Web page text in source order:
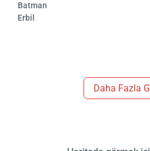
Batman
Erbil
Daha Fazla